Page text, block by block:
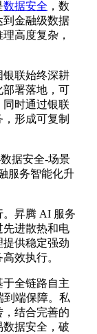
数据安全 ，数
到金融级数据
高度复杂，
银联始终深耕
部署落地，可
时通过银联
形成可复制
据安全-场景
服务智能化升
昇腾 AI 服务
先进散热和电
供稳定强劲
效执行。
于全链路自主
端保障。私
结合完善的
据安全，破